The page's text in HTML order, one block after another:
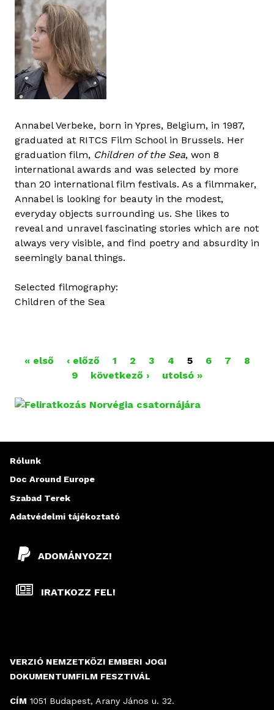
Annabel Verbeke, born in Ypres, Belgium, in 1987,
graduated at RITCS Film School in Brussels. Her
graduation film, Children of the Sea, won 8
international awards and was selected by more
than 20 international film festivals. As a filmmaker,
Annabel is looking for beauty in the modest,
everyday objects surrounding us. She likes to
reveal and unravel fascinating stories which are not
always very visible, and find poetry and absurdity in
seemingly banal things.
Selected filmography:
Children of the Sea
O
D
L
A
K
« első ‹ előző 1 2 3 4 5 6 7
8
9
következő › utolsó »
VERZIÓ NEMZETKÖZI EMBERI JOGI
DOKUMENTUMFILM FESZTIVÁL
CÍM 1051 Budapest, Arany János u. 32.
ADOMÁNYOZZ!
IRATKOZZ FEL!
Rólunk
Doc Around Europe
Szabad Terek
Adatvédelmi tájékoztató